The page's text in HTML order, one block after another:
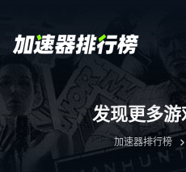
发现更多
加速器排行榜